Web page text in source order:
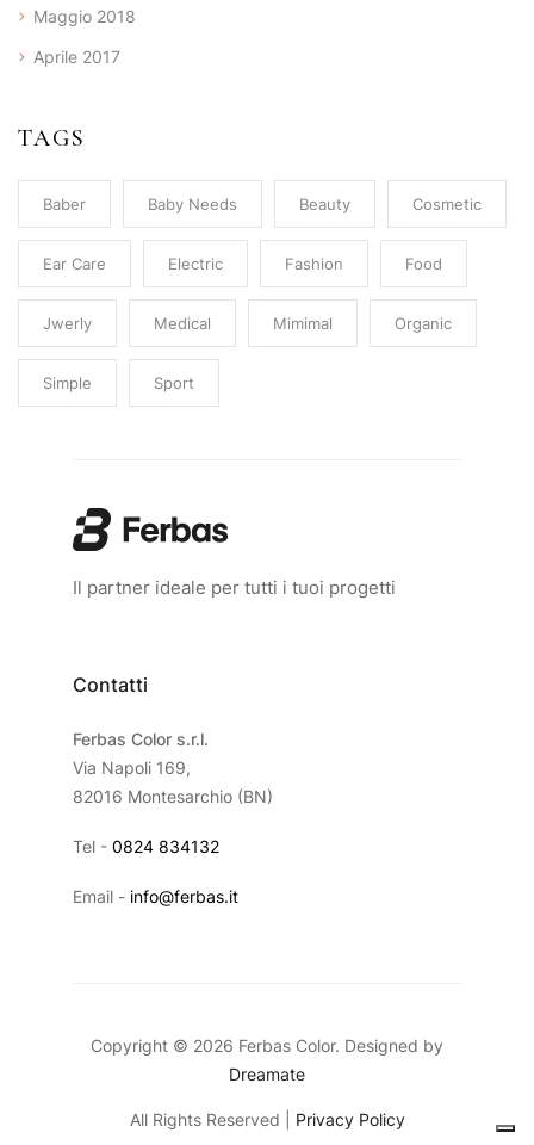
Maggio 2018
Aprile 2017
TAGS
Baber Baby Needs Beauty Cosmetic
Ear Care Electric Fashion Food
Jwerly Medical Mimimal Organic
Simple Sport
Il partner ideale per tutti i tuoi progetti
Contatti
Ferbas Color s.r.l.
Via Napoli 169,
82016 Montesarchio (BN)
Tel - 0824 834132
Email - info@ferbas.it
Copyright © 2026 Ferbas Color. Designed by
Dreamate
All Rights Reserved | Privacy Policy